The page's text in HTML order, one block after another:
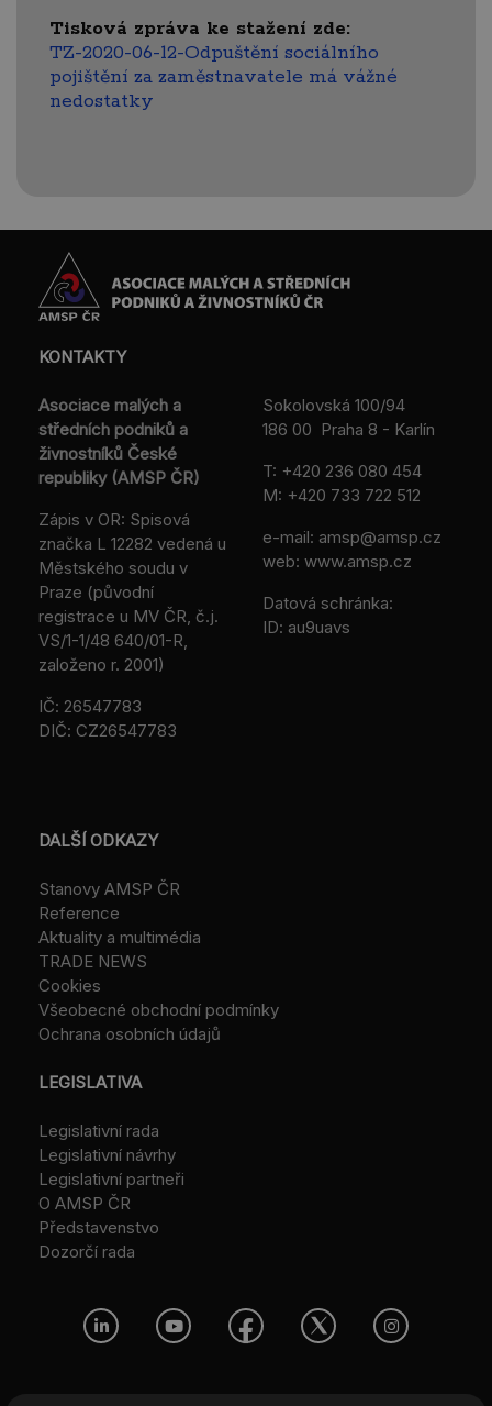
Tisková zpráva ke stažení zde:
TZ-2020-06-12-Odpuštění sociálního
pojištění za zaměstnavatele má vážné
nedostatky
KONTAKTY
Asociace malých a
středních podniků a
živnostníků České
republiky (AMSP ČR)
Zápis v OR: Spisová
značka L 12282 vedená u
Městského soudu v
Praze (původní
registrace u MV ČR, č.j.
VS/1-1/48 640/01-R,
založeno r. 2001)
IČ: 26547783
DIČ: CZ26547783
Sokolovská 100/94
186 00 Praha 8 - Karlín
T: +420 236 080 454
M: +420 733 722 512
e-mail: amsp@amsp.cz
web: www.amsp.cz
Datová schránka:
ID: au9uavs
DALŠÍ ODKAZY
Stanovy AMSP ČR
Reference
Aktuality a multimédia
TRADE NEWS
Cookies
Všeobecné obchodní podmínky
Ochrana osobních údajů
LEGISLATIVA
Legislativní rada
Legislativní návrhy
Legislativní partneři
O AMSP ČR
Představenstvo
Dozorčí rada